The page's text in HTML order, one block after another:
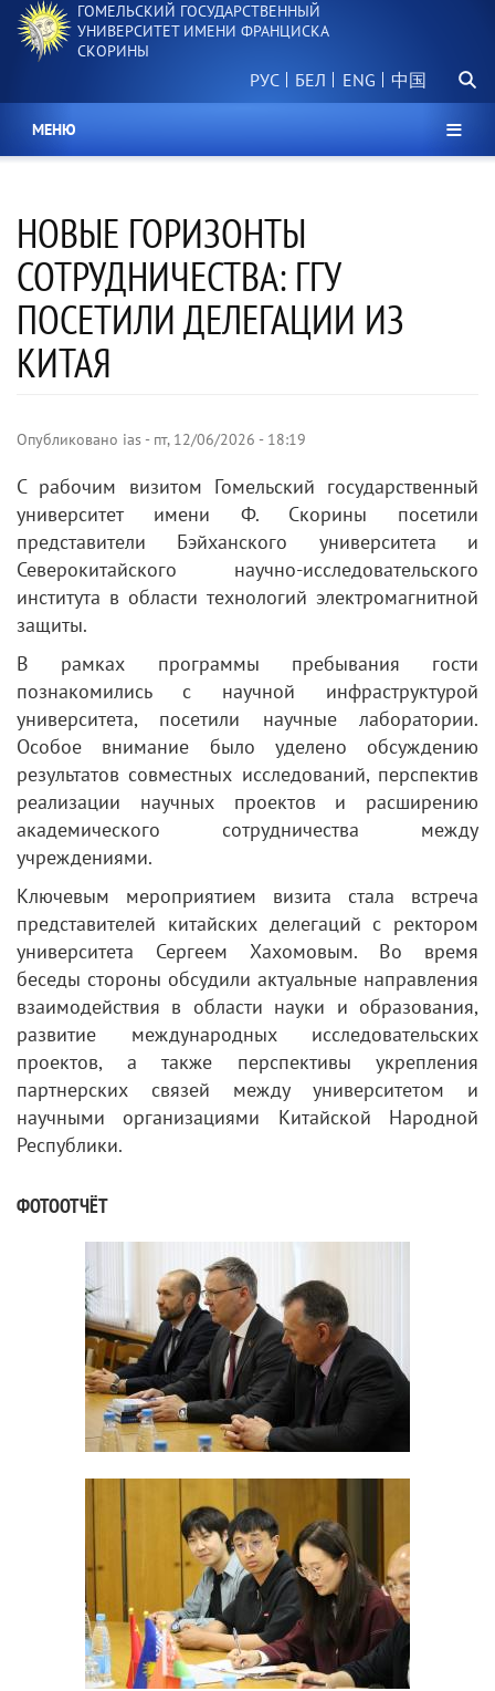
Перейти
основному
ГОМЕЛЬСКИЙ ГОСУДАРСТВЕННЫЙ
УНИВЕРСИТЕТ ИМЕНИ ФРАНЦИСКА
СКОРИНЫ
РУС БЕЛ 中国
МЕНЮ
НОВЫЕ ГОРИЗОНТЫ
СОТРУДНИЧЕСТВА: ГГУ
ПОСЕТИЛИ ДЕЛЕГАЦИИ ИЗ
КИТАЯ
Опубликовано ias - пт, 12/06/2026 - 18:19
С рабочим визитом Гомельский государственный
университет имени Ф. Скорины посетили
представители Бэйханского университета и
Северокитайского научно-исследовательского
института в области технологий электромагнитной
защиты.
В рамках программы пребывания гости
познакомились с научной инфраструктурой
университета, посетили научные лаборатории.
Особое внимание было уделено обсуждению
результатов совместных исследований, перспектив
реализации научных проектов и расширению
академического сотрудничества между
учреждениями.
Ключевым мероприятием визита стала встреча
представителей китайских делегаций с ректором
университета Сергеем Хахомовым. Во время
беседы стороны обсудили актуальные направления
взаимодействия в области науки и образования,
развитие международных исследовательских
проектов, а также перспективы укрепления
партнерских связей между университетом и
научными организациями Китайской Народной
Республики.
ФОТООТЧЁТ